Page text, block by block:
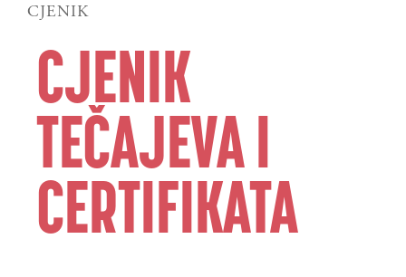
CJENIK
CJENIK
TEČAJEVA I
CERTIFIKATA